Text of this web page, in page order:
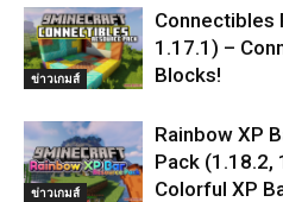
ข่าวเกมส์
Connectibles
1.17.1) –
Blocks!
ข่าวเกมส์
Rainbow XP
Pack (1.18.2,
Colorful XP